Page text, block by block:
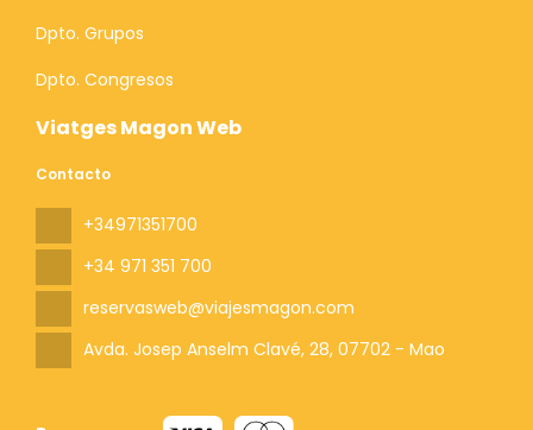
Viatges Magon Web
Contacto
+34971351700
+34 971 351 700
reservasweb@viajesmagon.com
Avda. Josep Anselm Clavé, 28, 07702 - Mao
Dpto. Grupos
Dpto. Congresos